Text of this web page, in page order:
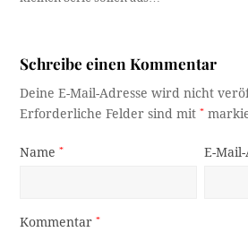
Schreibe einen Kommentar
Deine E-Mail-Adresse wird nicht
Erforderliche Felder sind mit*
Name* E-
Kommentar*